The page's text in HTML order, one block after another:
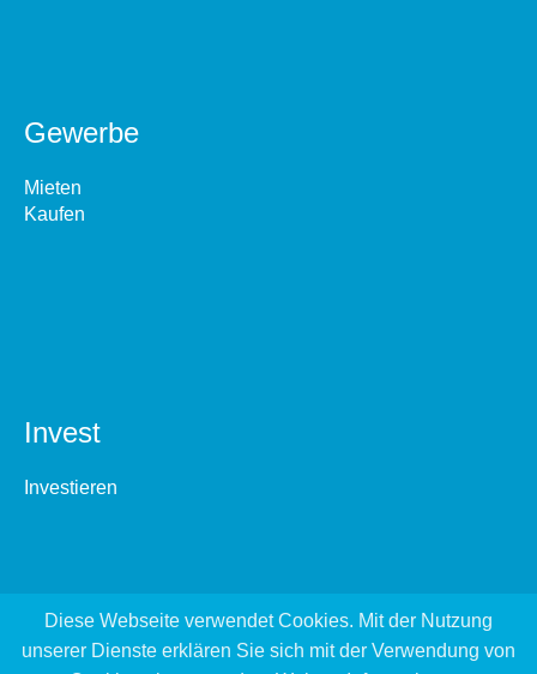
Gewerbe
Mieten
Kaufen
Invest
Investieren
Diese Webseite verwendet Cookies. Mit der Nutzung
unserer Dienste erklären Sie sich mit der Verwendung von